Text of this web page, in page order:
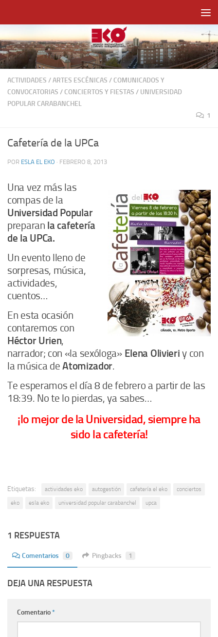
ACTIVIDADES /ARTES ESCÉNICAS / COMUNICADOS Y
CONVOCATORIAS / CONCIERTOS Y FIESTAS / UNIVERSIDAD
POPULAR CARABANCHEL
1
Cafetería de la UPCa
POR ESLA EL EKO · FEBRERO 8, 2013
Una vez más las
compas de la
Universidad Popular
preparan la cafetería
de la UPCa.
Un evento lleno de
sorpresas, música,
actividades,
cuentos…
En esta ocasión
contaremos con
Héctor Urien,
narrador; con «la sexóloga» Elena Olivieri y con
la música deAtomizador.
Te esperamos el día 8 de febrero a partir de las
18:39. No te lo pierdas, ya sabes…
¡lo mejor de la Universidad, siempre ha
sido la cafetería!
Etiquetas: actividades eko autogestión cafetería el eko
conciertos
eko
esla eko universidad popular carabanchel upca
1 RESPUESTA
Comentarios 0 Pingbacks 1
DEJA UNA RESPUESTA
Comentario*